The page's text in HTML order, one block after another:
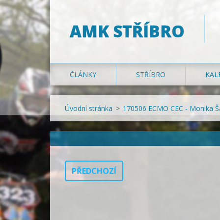
AMK STŘÍBRO
ČLÁNKY STŘÍBRO
Úvodní stránka > 170506 ECMO CEC - Monika
PŘEDCHOZÍ